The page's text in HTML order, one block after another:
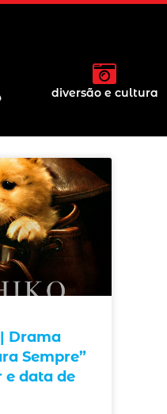
diversão e cultura
Drama
Sempre”
data de